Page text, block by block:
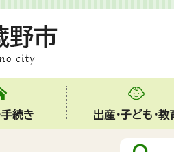
手続き 出産・子ども・教